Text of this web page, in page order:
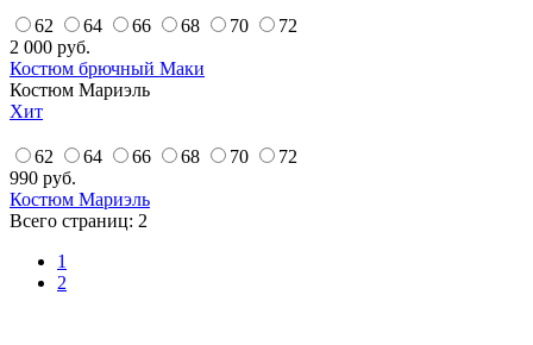
62 64 66 68 70
72
2 000 руб.
Костюм брючный Маки
Костюм Мариэль
Хит
62 64 66 68 70
72
990 руб.
Костюм Мариэль
Всего страниц: 2
1
2